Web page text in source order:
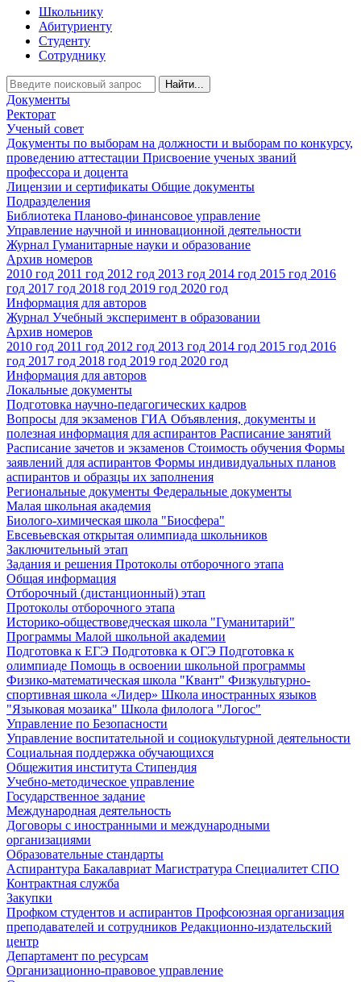
Школьнику
Абитуриенту
Студенту
Сотруднику
Найти...
Документы
Ректорат
Ученый совет
Документы по выборам на должности и выборам по конкурсу,
проведению аттестации Присвоение ученых званий
профессора и доцента
Лицензии и сертификаты Общие документы
Подразделения
Библиотека Планово-финансовое управление
Управление научной и инновационной деятельности
Журнал Гуманитарные науки и образование
Архив номеров
2010 год 2011 год 2012 год 2013 год 2014 год 2015 год 2016
год 2017 год 2018 год 2019 год 2020 год
Информация для авторов
Журнал Учебный эксперимент в образовании
Архив номеров
2010 год 2011 год 2012 год 2013 год 2014 год 2015 год 2016
год 2017 год 2018 год 2019 год 2020 год
Информация для авторов
Локальные документы
Подготовка научно-педагогических кадров
Вопросы для экзаменов ГИА Объявления, документы и
полезная информация для аспирантов Расписание занятий
Расписание зачетов и экзаменов Стоимость обучения Формы
заявлений для аспирантов Формы индивидуальных планов
аспирантов и образцы их заполнения
Региональные документы Федеральные документы
Малая школьная академия
Биолого-химическая школа "Биосфера"
Евсевьевская открытая олимпиада школьников
Заключительный этап
Задания и решения Протоколы отборочного этапа
Общая информация
Отборочный (дистанционный) этап
Протоколы отборочного этапа
Историко-обществоведческая школа "Гуманитарий"
Программы Малой школьной академии
Подготовка к ЕГЭ Подготовка к ОГЭ Подготовка к
олимпиаде Помощь в освоении школьной программы
Физико-математическая школа "Квант" Физкультурно-
спортивная школа «Лидер» Школа иностранных языков
"Языковая мозаика" Школа филолога "Логос"
Управление по Безопасности
Управление воспитательной и социокультурной деятельности
Социальная поддержка обучающихся
Общежития института Стипендия
Учебно-методическое управление
Государственное задание
Международная деятельность
Договоры с иностранными и международными
организациями
Образовательные стандарты
Аспирантура Бакалавриат Магистратура Специалитет СПО
Контрактная служба
Закупки
Профком студентов и аспирантов Профсоюзная организация
преподавателей и сотрудников Редакционно-издательский
центр
Департамент по ресурсам
Организационно-правовое управление